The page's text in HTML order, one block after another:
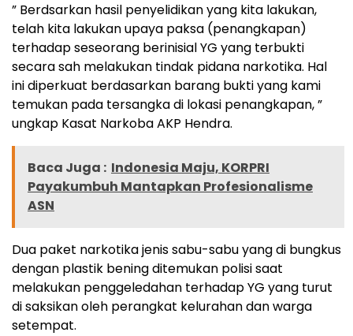
” Berdsarkan hasil penyelidikan yang kita lakukan,
telah kita lakukan upaya paksa (penangkapan)
terhadap seseorang berinisial YG yang terbukti
secara sah melakukan tindak pidana narkotika. Hal
ini diperkuat berdasarkan barang bukti yang kami
temukan pada tersangka di lokasi penangkapan, ”
ungkap Kasat Narkoba AKP Hendra.
Baca Juga : Indonesia Maju, KORPRI
Payakumbuh Mantapkan Profesionalisme
ASN
Dua paket narkotika jenis sabu-sabu yang di bungkus
dengan plastik bening ditemukan polisi saat
melakukan penggeledahan terhadap YG yang turut
di saksikan oleh perangkat kelurahan dan warga
setempat.